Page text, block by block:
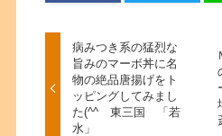
病みつき系の猛烈な
旨みのマーボ丼に名
物の絶品唐揚げをト
ッピングしてみまし
た(^^ 東三国 「若
水」